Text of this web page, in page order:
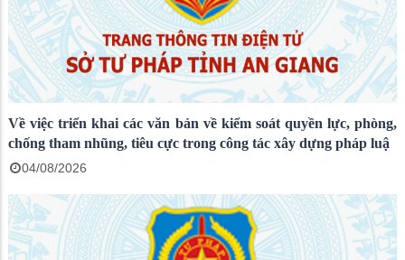
Về việc triển khai các văn bản về kiểm soát quyền lực, phòng,
chống tham nhũng, tiêu cực trong công tác xây dựng pháp luậ
04/08/2026